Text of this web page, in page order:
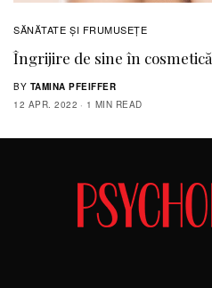
SĂNĂTATE ŞI FRUMUSEȚE
Îngrijire de sine în cosmetică
BY TAMINA PFEIFFER
12 APR. 2022
1 MIN READ